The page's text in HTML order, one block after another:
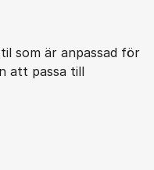
som är anpassad för
att passa till